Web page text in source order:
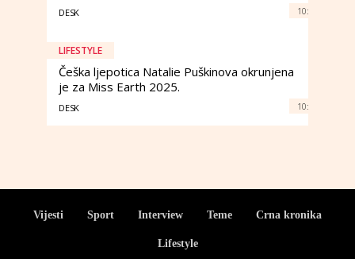
DESK 10:
LIFESTYLE
Češka ljepotica Natalie Puškinova okrunjena
je za Miss Earth 2025.
DESK 10:
Vijesti Sport Interview Teme Crna kronika
Lifestyle